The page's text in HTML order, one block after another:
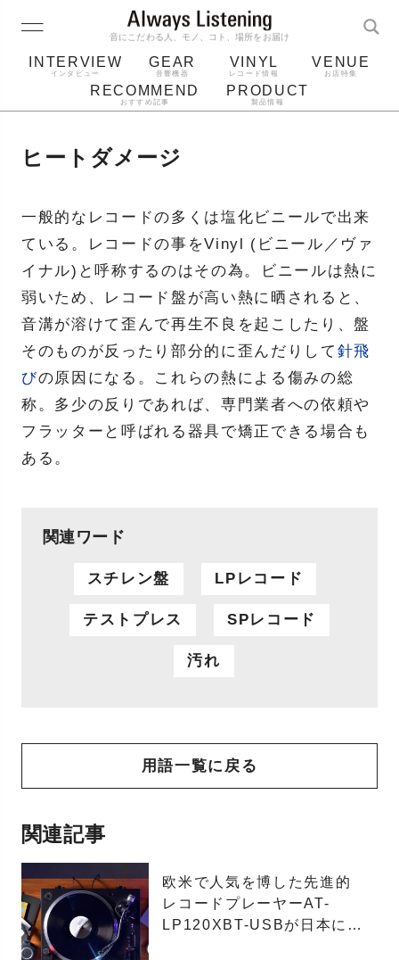
音にこだわる人、モノ、コト、場所をお届け
INTERVIEW
インタビュー
GEAR
音響機器
VINYL
レコード情報
VENUE
お店特集
RECOMMEND
おすすめ記事
PRODUCT
製品情報
ジャケット bluetooth
ヒートダメージ
一般的なレコードの多くは塩化ビニールで出来
ている。レコードの事をVinyl (ビニール／ヴァ
イナル)と呼称するのはその為。ビニールは熱に
弱いため、レコード盤が高い熱に晒されると、
音溝が溶けて歪んで再生不良を起こしたり、盤
そのものが反ったり部分的に歪んだりして 針飛
びの原因になる。これらの熱による傷みの総
称。多少の反りであれば、専門業者への依頼や
フラッターと呼ばれる器具で矯正できる場合も
ある。
関連ワード
スチレン盤 LPレコード
テストプレス SPレコード
汚れ
用語一覧に戻る
関連記事
欧米で人気を博した先進的
レコードプレーヤーAT-
LP120XBT-USBが日本に凱